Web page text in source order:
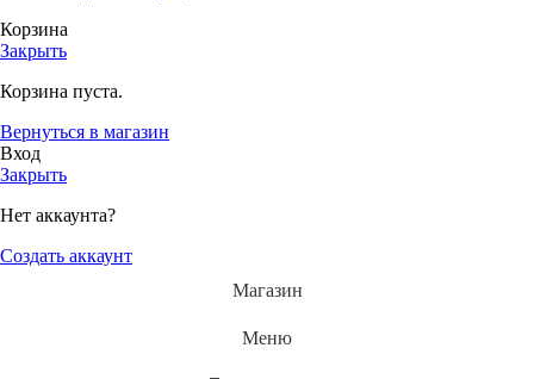
Корзина
Закрыть
Корзина пуста.
Вернуться в магазин
Вход
Закрыть
Нет аккаунта?
Создать аккаунт
Магазин
Меню